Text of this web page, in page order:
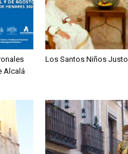
Alcalá
Los Santos Niños